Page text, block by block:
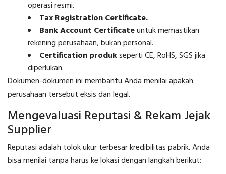
operasi resmi.
Tax Registration Certificate.
Bank Account Certificateuntuk memastikan
rekening perusahaan, bukan personal.
Certification produkseperti CE, RoHS, SGS jika
diperlukan.
Dokumen-dokumen ini membantu Anda menilai apakah
perusahaan tersebut eksis dan legal.
Mengevaluasi Reputasi & Rekam Jejak
Supplier
Reputasi adalah tolok ukur terbesar kredibilitas pabrik. Anda
bisa menilai tanpa harus ke lokasi dengan langkah berikut: